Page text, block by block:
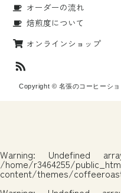
オーダーの流れ
焙煎度について
オンラインショップ
Copyright © 名張のコーヒーシ
Warning: Undefined
/home/r3464255/
content/themes/